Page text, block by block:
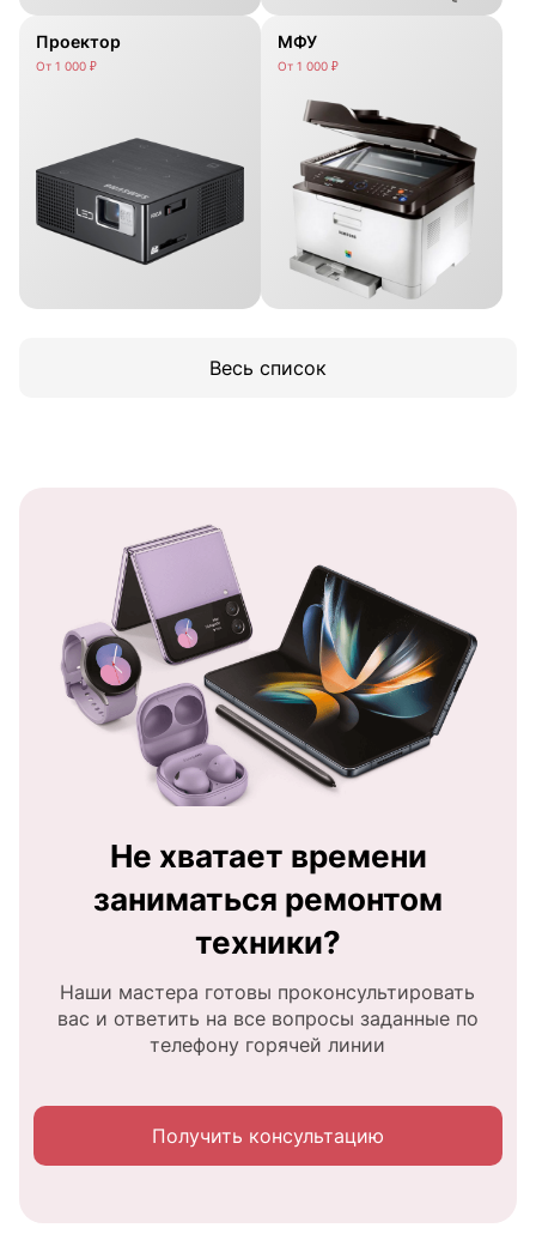
Проектор
От 1 000 ₽
МФУ
От 1 000 ₽
Весь список
Не хватает времени
заниматься ремонтом
техники?
Наши мастера готовы проконсультировать
вас и ответить на все вопросы заданные по
телефону горячей линии
Получить консультацию